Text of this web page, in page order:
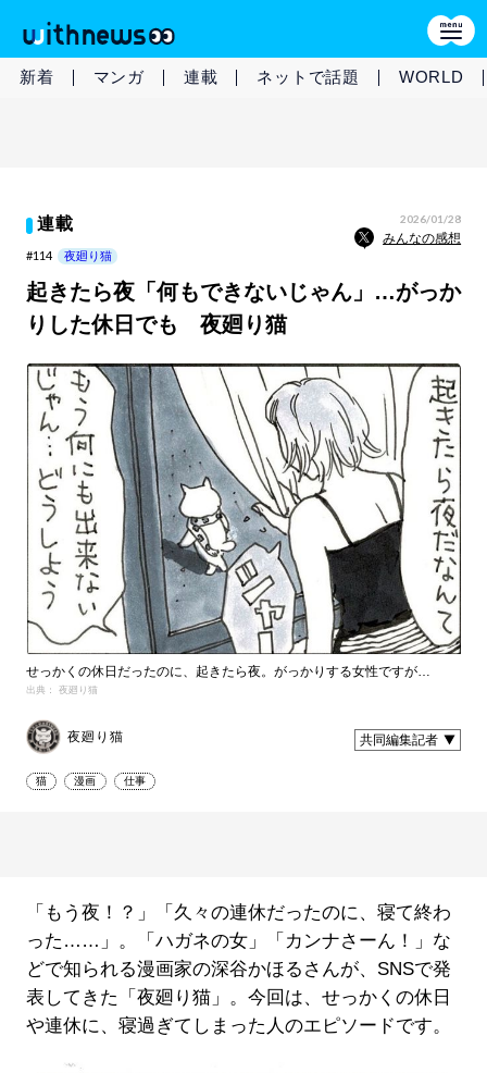
新着 マンガ 連載 ネットで話題 WORLD
連載 2026/01/28
みんなの感想
#114 夜廻り猫
起きたら夜「何もできないじゃん」…がっか
りした休日でも 夜廻り猫
せっかくの休日だったのに、起きたら夜。がっかりする女性ですが…
出典： 夜廻り猫
夜廻り猫 共同編集記者
猫 漫画 仕事
「もう夜！？」「久々の連休だったのに、寝て終わ
った……」。「ハガネの女」「カンナさーん！」な
どで知られる漫画家の深谷かほるさんが、SNSで発
表してきた「夜廻り猫」。今回は、せっかくの休日
や連休に、寝過ぎてしまった人のエピソードです。